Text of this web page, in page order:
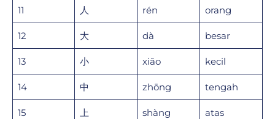
11 人 rén orang
12 大 dà besar
13 小 xiǎo kecil
14 中 zhōng tengah
15 上 shàng atas